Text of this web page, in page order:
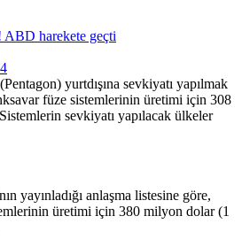
ABD harekete geçti
yurtdışına sevkiyatı yapılmak
füze sistemlerinin üretimi için 308
sevkiyatı yapılacak ülkeler
yayınladığı anlaşma listesine göre,
üretimi için 380 milyon dolar (1